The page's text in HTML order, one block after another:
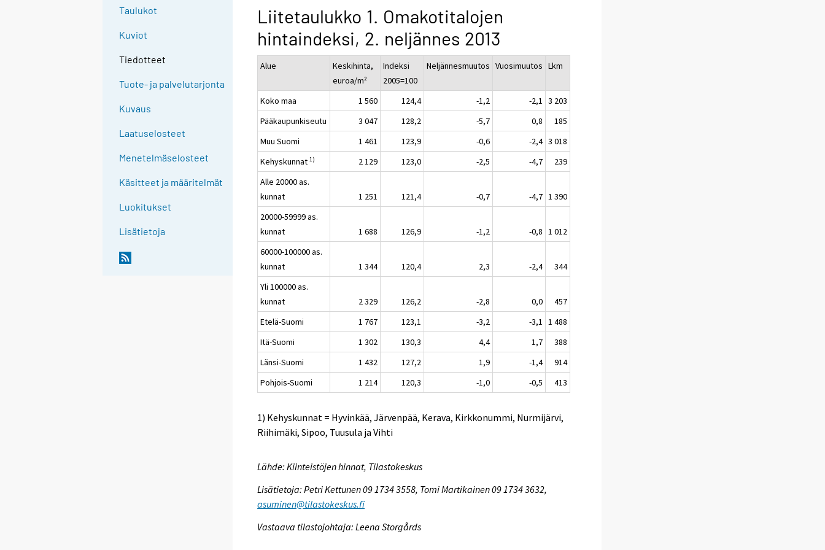
Taulukot
Kuviot
Tiedotteet
Tuote- ja palvelutarjonta
Kuvaus
Laatuselosteet
Menetelmäselosteet
Käsitteet ja määritelmät
Luokitukset
Lisätietoja
Liitetaulukko 1. Omakotitalojen
hintaindeksi, 2. neljännes 2013
Alue
Keskihinta,
euroa/m²
Indeksi
2005=100
Neljännesmuutos Vuosimuutos Lkm
Koko maa 1 560 124,4 -1,2 -2,1 3 203
Pääkaupunkiseutu
3 047 128,2 -5,7 0,8
185
Muu Suomi
1 461 123,9 -0,6 -2,4 3 018
Kehyskunnat1) 2 129 123,0 -2,5 -4,7
239
Alle 20000 as.
kunnat
1 251 121,4 -0,7 -4,7 1 390
20000-59999 as.
kunnat
1 688 126,9 -1,2 -0,8 1 012
60000-100000 as.
kunnat
1 344 120,4 2,3 -2,4
344
Yli 100000 as.
kunnat
2 329 126,2 -2,8 0,0
457
Etelä-Suomi
1 767 123,1 -3,2 -3,1 1 488
Itä-Suomi
1 302 130,3 4,4 1,7
388
Länsi-Suomi
1 432 127,2 1,9 -1,4
914
Pohjois-Suomi
1 214 120,3 -1,0 -0,5 413
1) Kehyskunnat = Hyvinkää, Järvenpää, Kerava, Kirkkonummi, Nurmijärvi,
Riihimäki, Sipoo, Tuusula ja Vihti
Lähde: Kiinteistöjen hinnat, Tilastokeskus
Lisätietoja: Petri Kettunen 09 1734 3558, Tomi Martikainen 09 1734 3632,
asuminen@tilastokeskus.fi
Vastaava tilastojohtaja: Leena Storgårds